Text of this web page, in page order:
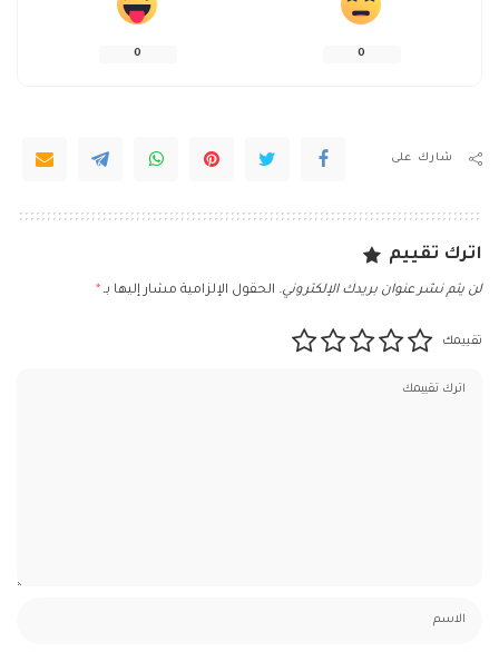
0
0
شارك على
اترك تقييم
لن يتم نشر عنوان بريدك الإلكتروني. الحقول الإلزامية مشار إليها بـ *
تقييمك